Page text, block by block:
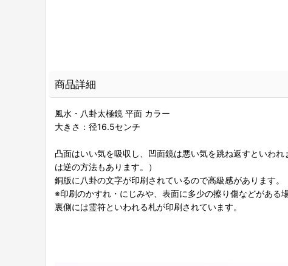
商品詳細
風水・八卦太極鏡 平面 カラー
大きさ：径16.5センチ
凸面はいい気を吸収し、凹面鏡は悪い気を跳ね返すといわ
は逆の方法もあります。）
銅版に八卦の文字が印刷されているので高級感があります。
※印刷のかすれ・にじみや、表面に多少の擦り傷などがある
裏側には霊符といわれる札が印刷されています。